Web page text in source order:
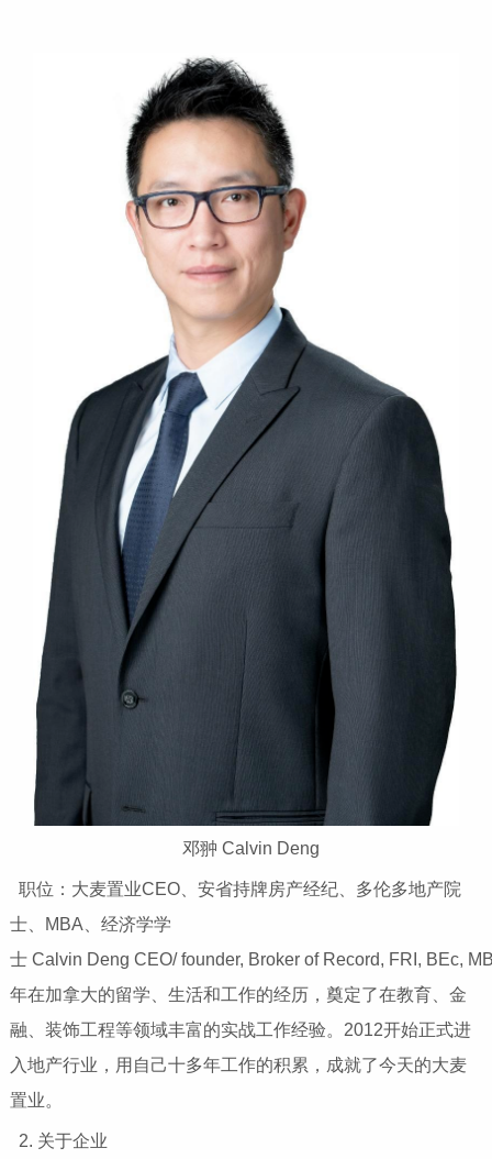
邓翀 Calvin Deng
职位：大麦置业CEO、安省持牌房产经纪、多伦多地产院
士、MBA、经济学学
士 Calvin Deng CEO/ founder, Broker of Record, FRI, BEc,
年在加拿大的留学、生活和工作的经历，奠定了在教育、金
融、装饰工程等领域丰富的实战工作经验。2012开始正式进
入地产行业，用自己十多年工作的积累，成就了今天的大麦
置业。
2. 关于企业